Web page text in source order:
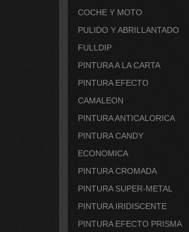
COCHE Y MOTO
PULIDO Y ABRILLANTADO
FULLDIP
PINTURA A LA CARTA
PINTURA EFECTO
CAMALEON
PINTURA ANTICALORICA
PINTURA CANDY
ECONOMICA
PINTURA CROMADA
PINTURA SUPER-METAL
PINTURA IRIDISCENTE
PINTURA EFECTO PRISMA